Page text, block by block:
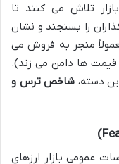
تلاش می کنند تا
را بسنجند و نشان
منجر به فروش می
ها دامن می زند).
دسته، شاخص ترس و
عمومی بازار ارزهای